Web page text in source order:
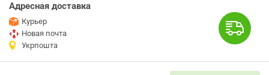
Адресная доставка
Курьер
Новая почта
Укрпошта